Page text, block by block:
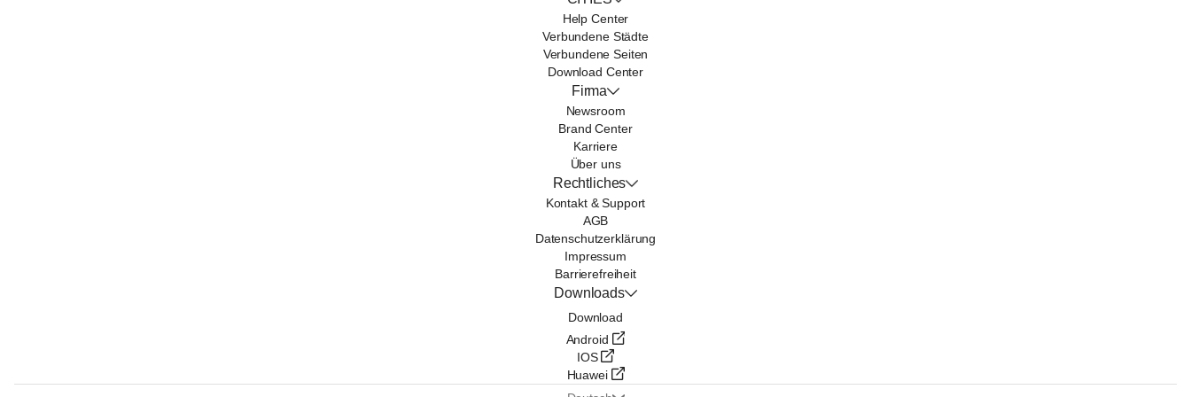
Help Center
Verbundene Städte
Verbundene Seiten
Download Center
Firma
Newsroom
Brand Center
Karriere
Über uns
Rechtliches
Kontakt & Support
AGB
Datenschutzerklärung
Impressum
Barrierefreiheit
Downloads
Download
Android
IOS
Huawei